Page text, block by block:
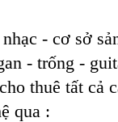
- cơ sở
- trống -
thuê tất cả
qua :